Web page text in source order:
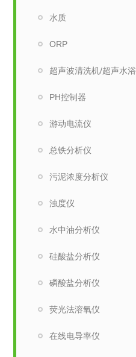
水质
ORP
超声波清洗机/超声水浴
PH控制器
游动电流仪
总铁分析仪
污泥浓度分析仪
浊度仪
水中油分析仪
硅酸盐分析仪
磷酸盐分析仪
荧光法溶氧仪
在线电导率仪